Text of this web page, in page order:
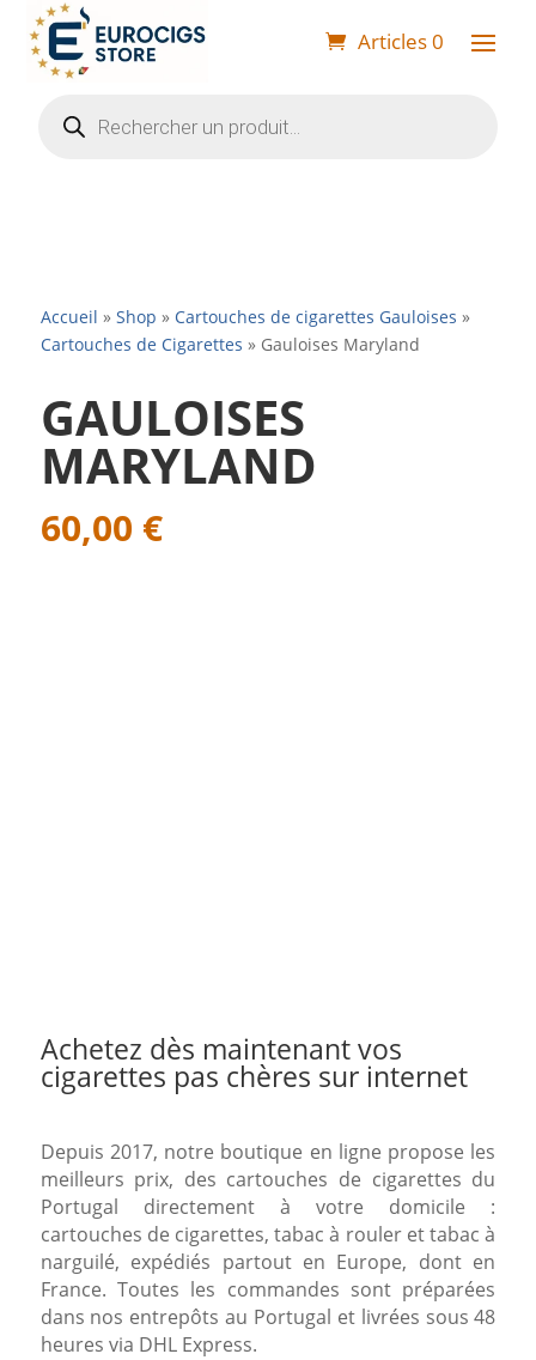
Articles 0
produits
Accueil » Shop » Cartouches de cigarettes Gauloises »
Cartouches de Cigarettes » Gauloises Maryland
GAULOISES
MARYLAND
60,00 €
Achetez dès maintenant vos
cigarettes pas chères sur internet
Depuis 2017, notre boutique en ligne propose les
meilleurs prix, des cartouches de cigarettes du
Portugal directement à votre domicile :
cartouches de cigarettes, tabac à rouler et tabac à
narguilé, expédiés partout en Europe, dont en
France. Toutes les commandes sont préparées
dans nos entrepôts au Portugal et livrées sous 48
heures via DHL Express.